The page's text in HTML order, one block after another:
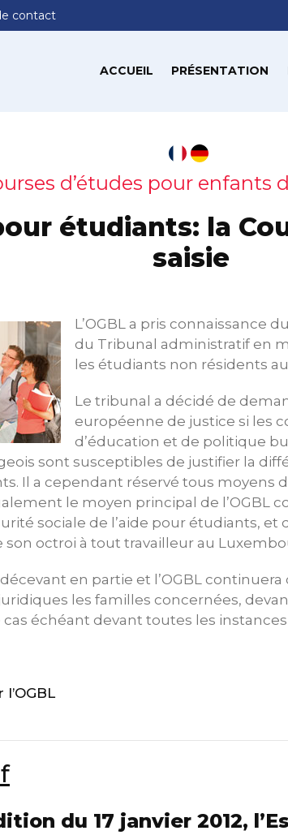
contact
ACCUEIL PRÉSENTATION
d’études pour enfants
étudiants: la
saisie
L’OGBL a pris connaissance du
du Tribunal administratif en
les étudiants non résidents
Le tribunal a décidé de
européenne de justice si les
d’éducation et de politique
sont susceptibles de justifier la
Il a cependant réservé tous moyens
le moyen principal de l’OGBL
sociale de l’aide pour étudiants, et
octroi à tout travailleur au
en partie et l’OGBL
les familles concernées,
échéant devant toutes les
du 17 janvier 2012,